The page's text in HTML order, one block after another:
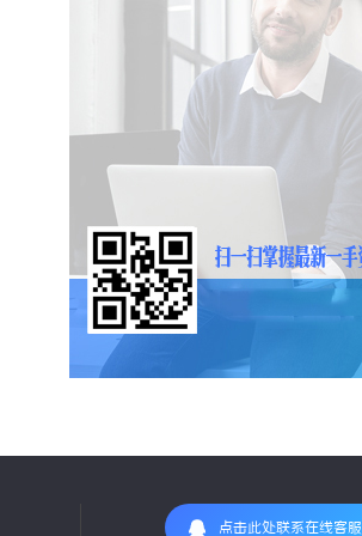
点击此处联系在线客服